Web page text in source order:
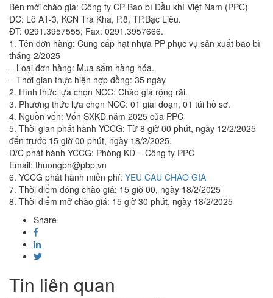
Bên mời chào giá: Công ty CP Bao bì Dầu khí Việt Nam (PPC)
ĐC: Lô A1-3, KCN Trà Kha, P.8, TP.Bạc Liêu.
ĐT: 0291.3957555; Fax: 0291.3957666.
1. Tên đơn hàng: Cung cấp hạt nhựa PP phục vụ sản xuất bao bì
tháng 2/2025
– Loại đơn hàng: Mua sắm hàng hóa.
– Thời gian thực hiện hợp đồng: 35 ngày
2. Hình thức lựa chọn NCC: Chào giá rộng rãi.
3. Phương thức lựa chọn NCC: 01 giai đoạn, 01 túi hồ sơ.
4. Nguồn vốn: Vốn SXKD năm 2025 của PPC
5. Thời gian phát hành YCCG: Từ 8 giờ 00 phút, ngày 12/2/2025
đến trước 15 giờ 00 phút, ngày 18/2/2025.
Đ/C phát hành YCCG: Phòng KD – Công ty PPC
Email: thuongph@pbp.vn
6. YCCG phát hành miễn phí: YEU CAU CHAO GIA
7. Thời điểm đóng chào giá: 15 giờ 00, ngày 18/2/2025
8. Thời điểm mở chào giá: 15 giờ 30 phút, ngày 18/2/2025
Share
Tin liên quan